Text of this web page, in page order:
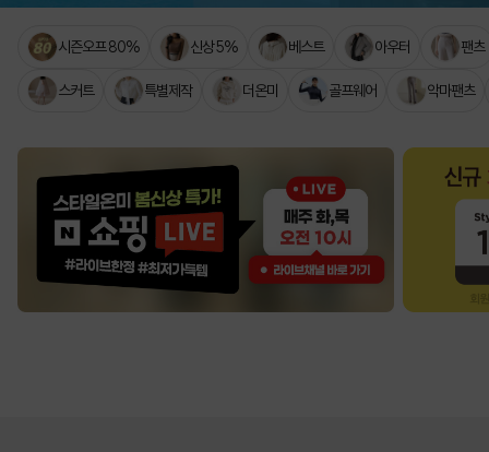
시즌오프 80% 신상 5% 베스트 아우터 팬츠
스커트 특별제작 더온미 골프웨어 악마팬츠